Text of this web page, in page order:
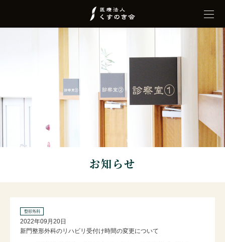
お知らせ
整形外科
2022年09月20日
新門整形外科のリハビリ受付け時間の変更について